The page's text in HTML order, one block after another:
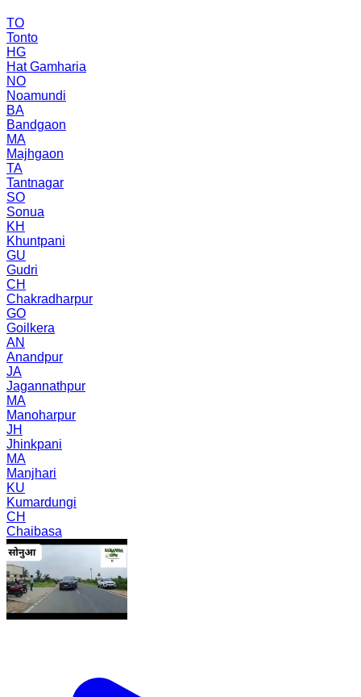
TO
Tonto
HG
Hat Gamharia
NO
Noamundi
BA
Bandgaon
MA
Majhgaon
TA
Tantnagar
SO
Sonua
KH
Khuntpani
GU
Gudri
CH
Chakradharpur
GO
Goilkera
AN
Anandpur
JA
Jagannathpur
MA
Manoharpur
JH
Jhinkpani
MA
Manjhari
KU
Kumardungi
CH
Chaibasa